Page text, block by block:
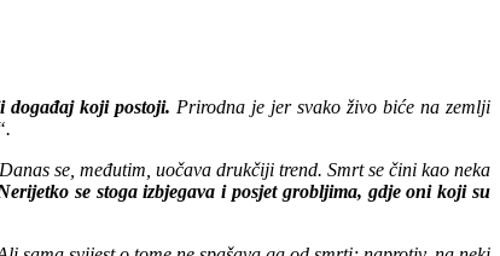
događaj koji postoji. Prirodna je jer svako živo biće na zemlji
se, međutim, uočava drukčiji trend. Smrt se čini kao neka
se stoga izbjegava i posjet grobljima, gdje oni koji su